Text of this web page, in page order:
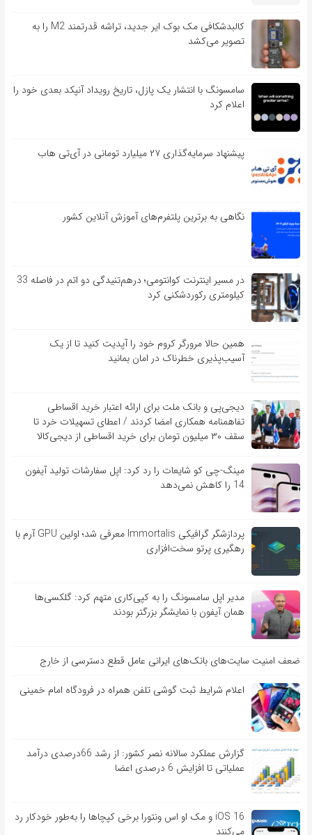
کالبدشکافی مک بوک ایر جدید، تراشه قدرتمند M2 را به
تصویر می‌کشد
سامسونگ با انتشار یک پازل، تاریخ رویداد آنپکد بعدی خود را
اعلام کرد
پیشنهاد سرمایه‌گذاری ۲۷ میلیارد تومانی در آی‌تی هاب
نگاهی به برترین پلتفرم‌های آموزش آنلاین کشور
در مسیر اینترنت کوانتومی؛ درهم‌تنیدگی دو اتم در فاصله 33
کیلومتری رکوردشکنی کرد
همین حالا مرورگر کروم خود را آپدیت کنید تا از یک
آسیب‌‌‌‌پذیری خطرناک در امان بمانید
دیجی‌پی و بانک ملت برای ارائه اعتبار خرید اقساطی
تفاهم‎نامه همکاری امضا کردند / اعطای تسهیلات خرد تا
سقف ۳۰ میلیون تومان برای خرید اقساطی از دیجی‌کالا
مینگ-چی کو شایعات را رد کرد: اپل سفارشات تولید آیفون
14 را کاهش نمی‌دهد
پردازشگر گرافیکی Immortalis معرفی شد؛ اولین GPU آرم با
رهگیری پرتو سخت‌افزاری
مدیر اپل سامسونگ را به کپی‌کاری متهم کرد: گلکسی‌ها
همان آیفون با نمایشگر بزرگتر بودند
ضعف امنیت سایت‌های بانک‌های ایرانی عامل قطع دسترسی از خارج
اعلام شرایط ثبت گوشی تلفن همراه در فرودگاه امام خمینی
گزارش عملکرد سالانه نصر کشور: از رشد 66درصدی درآمد
عملیاتی تا افزایش 6 درصدی اعضا
iOS 16 و مک او اس ونتورا برخی کپچاها را به‌طور خودکار رد
می‌کنند